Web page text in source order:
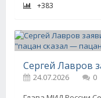
+383
24.07.2026
0